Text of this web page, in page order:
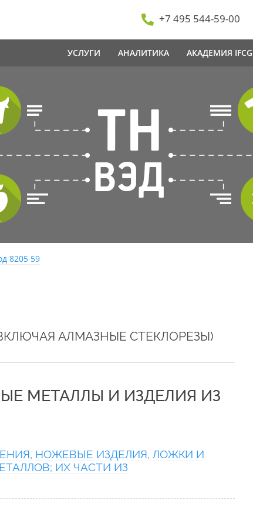
+7 495 544-59-00
УСЛУГИ АНАЛИТИКА АКАДЕМИЯ IFCG
8205 59
АЛМАЗНЫЕ СТЕКЛОРЕЗЫ)
МЕТАЛЛЫ И ИЗДЕЛИЯ ИЗ
НОЖЕВЫЕ ИЗДЕЛИЯ, ЛОЖКИ И
ИХ ЧАСТИ ИЗ